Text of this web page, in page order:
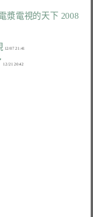
漿電視的天下 2008